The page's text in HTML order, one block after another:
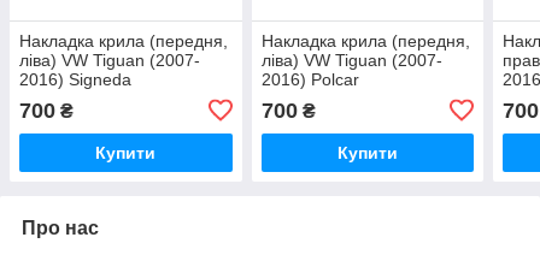
Накладка крила (передня,
ліва) VW Tiguan (2007-
2016) Signeda
700 ₴
Купити
Накладка крила (передня,
ліва) VW Tiguan (2007-
2016) Polcar
700₴
Купити
700
Про нас